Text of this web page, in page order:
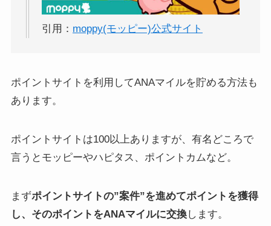
引用： moppy(モッピー)公式サイト
ポイントサイトを利用してANAマイルを貯める方法も
あります。
ポイントサイトは100以上ありますが、有名どころで
言うとモッピーやハピタス、ポイントカムなど。
まずポイントサイトの”案件”を進めてポイントを獲得
し、そのポイントをANAマイルに交換します。